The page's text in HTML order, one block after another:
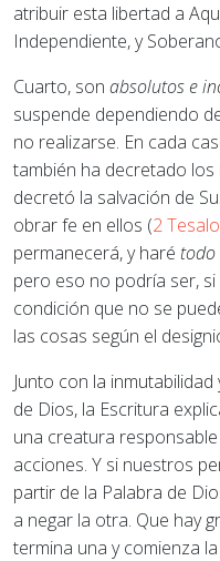
atribuir esta libertad a
Independiente, y
Cuarto, son absolutos e
suspende dependiendo
no realizarse. En cada
también ha decretado los
decretó la salvación de
obrar fe en ellos (2
permanecerá, y haré todo
pero eso no podría ser,
condición que no se
las cosas según el
Junto con la
de Dios, la Escritura
una creatura
acciones. Y si nuestros
partir de la Palabra de
a negar la otra. Que hay
termina una y comienza